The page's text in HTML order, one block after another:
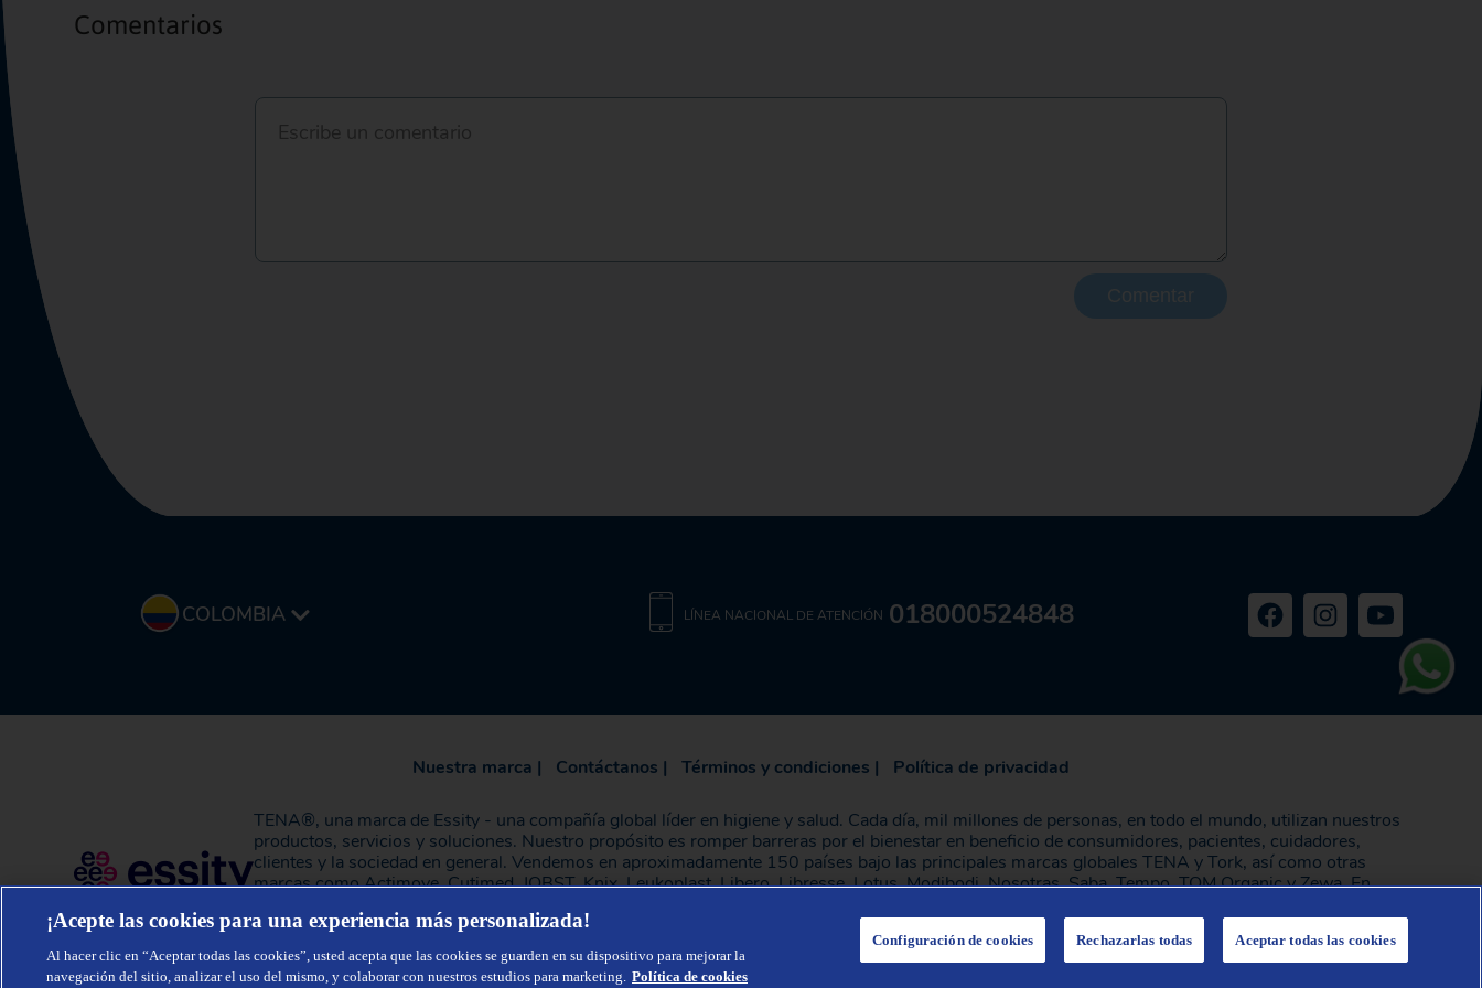
Comentarios
COLOMBIA LÍNEA NACIONAL DE ATENCIÓN 018000524848
Nuestra marca | Contáctanos | Términos y condiciones | Política de privacidad
TENA®, una marca de Essity - una compañía global líder en higiene y salud. Cada día, mil millones de personas, en todo el mundo, utilizan nuestros
productos, servicios y soluciones. Nuestro propósito es romper barreras por el bienestar en beneficio de consumidores, pacientes, cuidadores,
clientes y la sociedad en general. Vendemos en aproximadamente 150 países bajo las principales marcas globales TENA y Tork, así como otras
marcas como Actimove, Cutimed, JOBST, Knix, Leukoplast, Libero, Libresse, Lotus, Modibodi, Nosotras, Saba, Tempo, TOM Organic y Zewa. En
Estocolmo, Suecia, y Essity cotiza en Nasdaq Estocolmo. Más información en
www.essity.com.
¡Acepte las cookies para una experiencia más personalizada!
Al hacer clic en “Aceptar todas las cookies”, usted acepta que las cookies se guarden en su dispositivo para mejorar la
navegación del sitio, analizar el uso del mismo, y colaborar con nuestros estudios para marketing. Política de cookies
Configuración de cookies Rechazarlas todas Aceptar todas las cookies